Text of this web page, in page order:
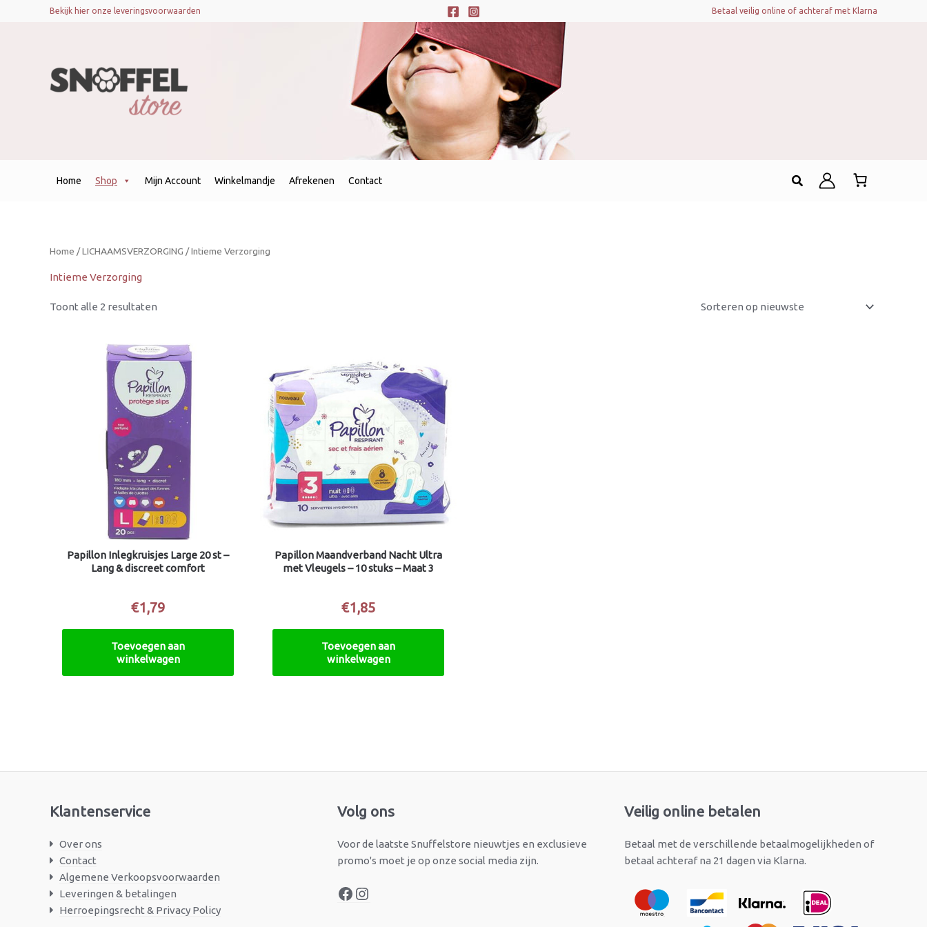
Bekijk hier onze leveringsvoorwaarden Betaal veilig online of achteraf met Klarna
Home Shop Mijn Account Winkelmandje Afrekenen Contact Zoeken
Home /LICHAAMSVERZORGING / Intieme Verzorging
Intieme Verzorging
Toont alle 2 resultaten
Gesorteerd
op
Papillon Inlegkruisjes Large 20 st –
Lang & discreet comfort
€1,79
Toevoegen aan
winkelwagen
Papillon Maandverband Nacht Ultra
met Vleugels – 10 stuks – Maat 3
€1,85
Toevoegen aan
winkelwagen
Klantenservice
Over ons
Contact
Algemene Verkoopsvoorwaarden
Leveringen & betalingen
Herroepingsrecht & Privacy Policy
Volg ons
Voor de laatste Snuffelstore nieuwtjes en exclusieve
promo's moet je op onze social media zijn.
Facebook
Instagram Veilig online betalen
Betaal met de verschillende betaalmogelijkheden of
betaal achteraf na 21 dagen via Klarna.